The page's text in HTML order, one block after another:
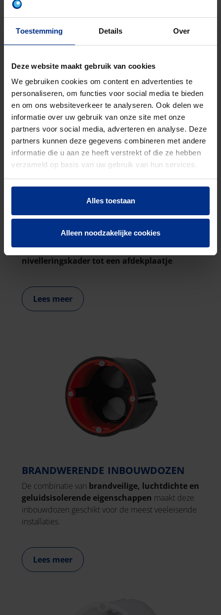
Toestemming Details Over
Deze website maakt gebruik van cookies
We gebruiken cookies om content en advertenties te
personaliseren, om functies voor social media te bieden
en om ons websiteverkeer te analyseren. Ook delen we
informatie over uw gebruik van onze site met onze
partners voor social media, adverteren en analyse. Deze
partners kunnen deze gegevens combineren met andere
informatie die u aan ze heeft verstrekt of die ze hebben
verzameld op basis van uw gebruik van hun services.
Alles toestaan
Alleen noodzakelijke cookies
ACCESSOIRES VOOR UNIVERSELE
INBOUWDOZEN
Een waaier aan accessoires,van een
nivelleringskader tot een afdekplaatje.
Lees meer
BRANDWERENDE INBOUWDOZEN
De combinatie van brandveilige, luchtdichte en
geluidsisolerende eigenschappen maakt deze
inbouwdozen geschikt voor de meest veeleisende
installaties.
Lees meer